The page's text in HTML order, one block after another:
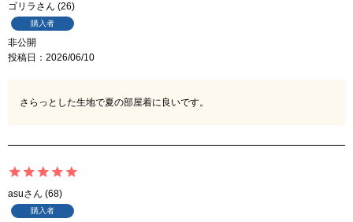
ゴリラ 26
購入者
非公開
投稿日
2026/06/10
さらっとした生地で夏の部屋着に良いです。
asu 68
購入者